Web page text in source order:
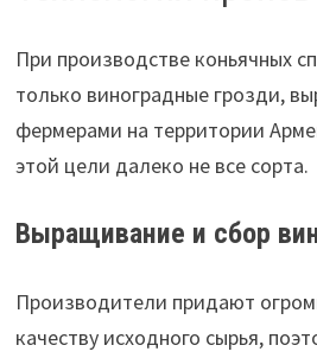
При производстве коньячных
только виноградные грозди,
фермерами на территории
этой цели далеко не все сорта.
Выращивание и сбор
Производители придают
качеству исходного сырья,